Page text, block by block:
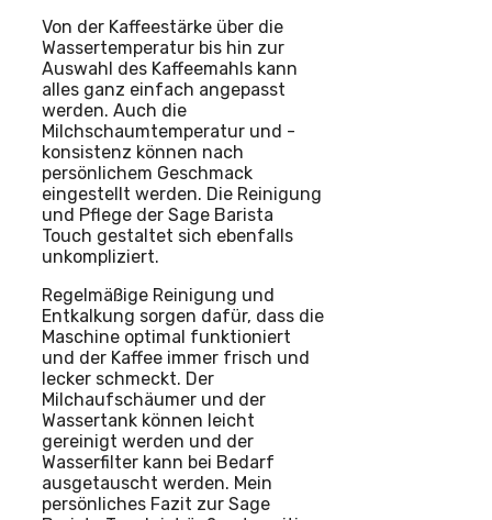
Von der Kaffeestärke über die
Wassertemperatur bis hin zur
Auswahl des Kaffeemahls kann
alles ganz einfach angepasst
werden. Auch die
Milchschaumtemperatur und -
konsistenz können nach
persönlichem Geschmack
eingestellt werden. Die Reinigung
und Pflege der Sage Barista
Touch gestaltet sich ebenfalls
unkompliziert.
Regelmäßige Reinigung und
Entkalkung sorgen dafür, dass die
Maschine optimal funktioniert
und der Kaffee immer frisch und
lecker schmeckt. Der
Milchaufschäumer und der
Wassertank können leicht
gereinigt werden und der
Wasserfilter kann bei Bedarf
ausgetauscht werden. Mein
persönliches Fazit zur Sage